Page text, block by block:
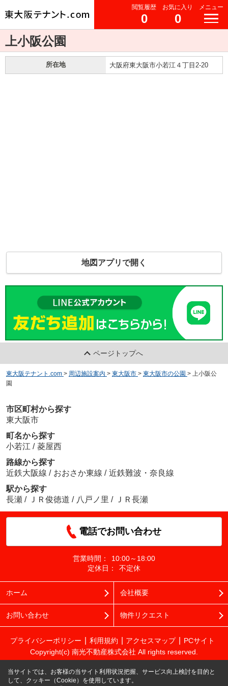
閲覧履歴
0
お気に入り
0
メニュー
上小阪公園
所在地 大阪府東大阪市小若江４丁目2-20
地図アプリで開く
ページトップへ
東大阪テナント.com > 周辺施設案内 > 東大阪市 > 東大阪市の公園 >
上小阪公
園
市区町村から探す
東大阪市
町名から探す
小若江 / 菱屋西
路線から探す
近鉄大阪線 / おおさか東線 / 近鉄難波・奈良線
駅から探す
長瀬 / ＪＲ俊徳道 / 八戸ノ里 / ＪＲ長瀬
電話でお問い合わせ
営業時間：
10:00～18:00
定休日：
不定休
ホーム 会社概要
お問い合わせ 物件リクエスト
プライバシーポリシー 利用規約 アクセスマップ
PCサイト
Copyright(c) 南光不動産株式会社 All rights reserved.
当サイトでは、お客様の当サイト利用状況把握、サービス向上検討を目的と
して、クッキー（Cookie）を使用しています。